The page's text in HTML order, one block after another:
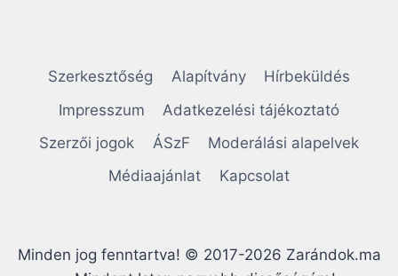
Szerkesztőség Alapítvány
Hírbeküldés
Impresszum
Adatkezelési tájékoztató
Szerzői jogok
ÁSzF
Moderálási alapelvek
Médiaajánlat
Kapcsolat
Minden jog fenntartva! © 2017-2026 Zarándok.ma